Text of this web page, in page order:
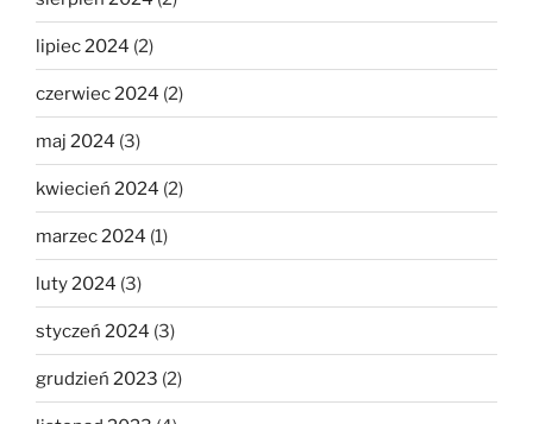
lipiec 2024 (2)
czerwiec 2024 (2)
maj 2024 (3)
kwiecień 2024 (2)
marzec 2024 (1)
luty 2024 (3)
styczeń 2024 (3)
grudzień 2023 (2)